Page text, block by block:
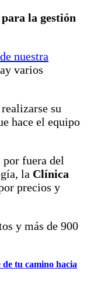
la gestión
nuestra
varios
su
hace el equipo
por fuera del
la Clínica
precios y
y más de 900
tu camino hacia